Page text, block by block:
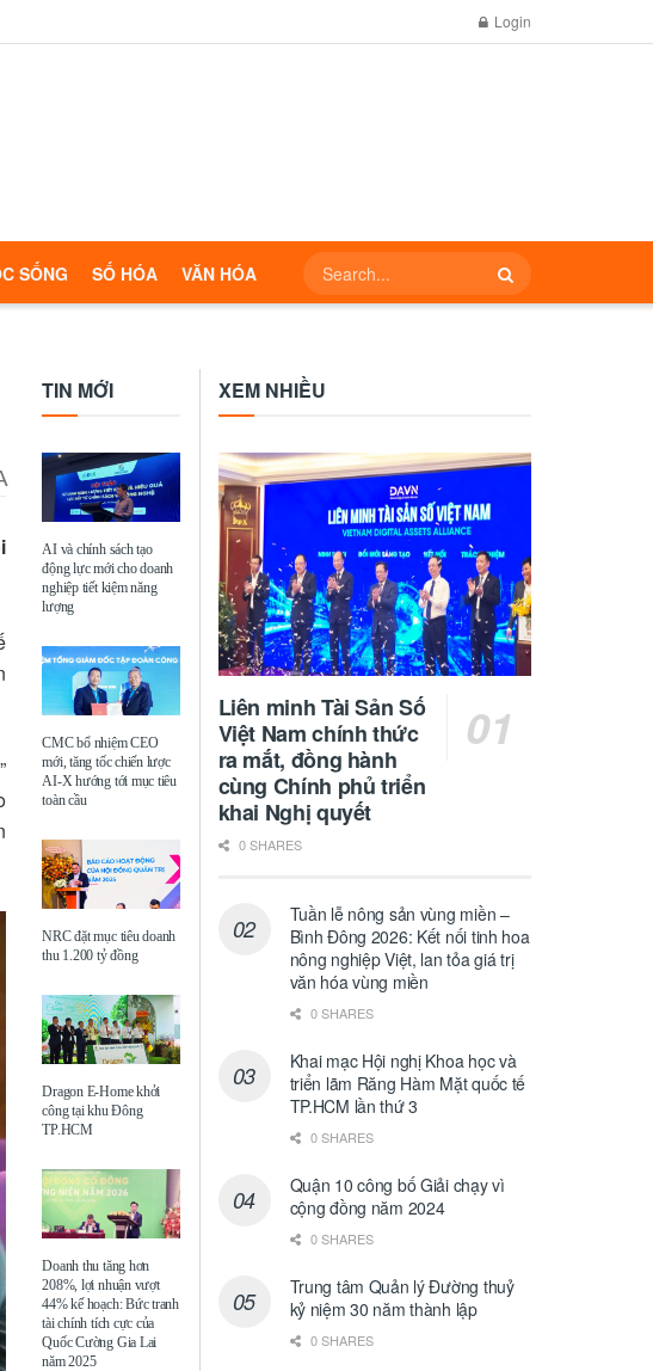
Login
SỐNG SỐ HÓA VĂN HÓA
TIN MỚI
AI và chính sách tạo
động lực mới cho doanh
nghiệp tiết kiệm năng
lượng
CMC bổ nhiệm CEO
mới, tăng tốc chiến lược
AI-X hướng tới mục tiêu
toàn cầu
NRC đặt mục tiêu doanh
thu 1.200 tỷ đồng
Dragon E-Home khởi
công tại khu Đông
TP.HCM
Doanh thu tăng hơn
208%, lợi nhuận vượt
44% kế hoạch: Bức tranh
tài chính tích cực của
Quốc Cường Gia Lai
năm 2025
XEM NHIỀU
Liên minh Tài Sản Số
Việt Nam chính thức
ra mắt, đồng hành
cùng Chính phủ triển
khai Nghị quyết
0 SHARES
Tuần lễ nông sản vùng miền –
Bình Đông 2026: Kết nối tinh hoa
nông nghiệp Việt, lan tỏa giá trị
văn hóa vùng miền
0 SHARES
Khai mạc Hội nghị Khoa học và
triển lãm Răng Hàm Mặt quốc tế
TP.HCM lần thứ 3
0 SHARES
Quận 10 công bố Giải chạy vì
cộng đồng năm 2024
0 SHARES
Trung tâm Quản lý Đường thuỷ
kỷ niệm 30 năm thành lập
0 SHARES